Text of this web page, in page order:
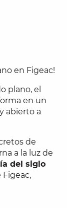
en Figeac!
plano, el
en un
abierto a
de
a la luz de
del siglo
Figeac,